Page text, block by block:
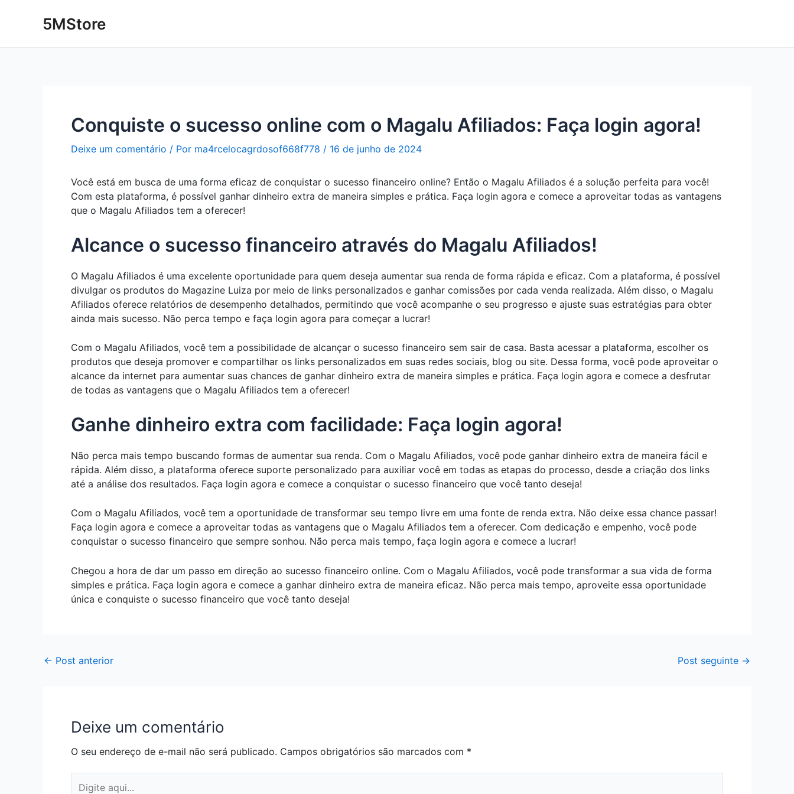
5MStore
Conquiste o sucesso online com o Magalu Afiliados: Faça login agora!
Deixe um comentário / Por ma4rcelocagrdosof668f778 / 16 de junho de 2024
Você está em busca de uma forma eficaz de conquistar o sucesso financeiro online? Então o Magalu Afiliados é a solução perfeita para você!
Com esta plataforma, é possível ganhar dinheiro extra de maneira simples e prática. Faça login agora e comece a aproveitar todas as vantagens
que o Magalu Afiliados tem a oferecer!
Alcance o sucesso financeiro através do Magalu Afiliados!
O Magalu Afiliados é uma excelente oportunidade para quem deseja aumentar sua renda de forma rápida e eficaz. Com a plataforma, é possível
divulgar os produtos do Magazine Luiza por meio de links personalizados e ganhar comissões por cada venda realizada. Além disso, o Magalu
Afiliados oferece relatórios de desempenho detalhados, permitindo que você acompanhe o seu progresso e ajuste suas estratégias para obter
ainda mais sucesso. Não perca tempo e faça login agora para começar a lucrar!
Com o Magalu Afiliados, você tem a possibilidade de alcançar o sucesso financeiro sem sair de casa. Basta acessar a plataforma, escolher os
produtos que deseja promover e compartilhar os links personalizados em suas redes sociais, blog ou site. Dessa forma, você pode aproveitar o
alcance da internet para aumentar suas chances de ganhar dinheiro extra de maneira simples e prática. Faça login agora e comece a desfrutar
de todas as vantagens que o Magalu Afiliados tem a oferecer!
Ganhe dinheiro extra com facilidade: Faça login agora!
Não perca mais tempo buscando formas de aumentar sua renda. Com o Magalu Afiliados, você pode ganhar dinheiro extra de maneira fácil e
rápida. Além disso, a plataforma oferece suporte personalizado para auxiliar você em todas as etapas do processo, desde a criação dos links
até a análise dos resultados. Faça login agora e comece a conquistar o sucesso financeiro que você tanto deseja!
Com o Magalu Afiliados, você tem a oportunidade de transformar seu tempo livre em uma fonte de renda extra. Não deixe essa chance passar!
Faça login agora e comece a aproveitar todas as vantagens que o Magalu Afiliados tem a oferecer. Com dedicação e empenho, você pode
conquistar o sucesso financeiro que sempre sonhou. Não perca mais tempo, faça login agora e comece a lucrar!
Chegou a hora de dar um passo em direção ao sucesso financeiro online. Com o Magalu Afiliados, você pode transformar a sua vida de forma
simples e prática. Faça login agora e comece a ganhar dinheiro extra de maneira eficaz. Não perca mais tempo, aproveite essa oportunidade
única e conquiste o sucesso financeiro que você tanto deseja!
navigation
← Post anterior Post seguinte →
Deixe um comentário
O seu endereço de e-mail não será publicado. Campos obrigatórios são marcados com *